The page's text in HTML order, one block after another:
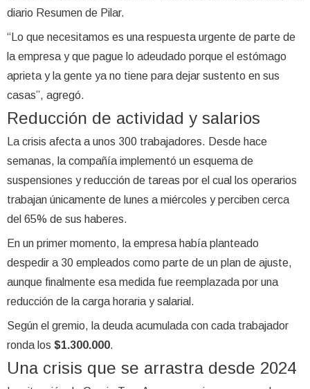
diario Resumen de Pilar.
“Lo que necesitamos es una respuesta urgente de parte de
la empresa y que pague lo adeudado porque el estómago
aprieta y la gente ya no tiene para dejar sustento en sus
casas”, agregó.
Reducción de actividad y salarios
La crisis afecta a unos 300 trabajadores. Desde hace
semanas, la compañía implementó un esquema de
suspensiones y reducción de tareas por el cual los operarios
trabajan únicamente de lunes a miércoles y perciben cerca
del 65% de sus haberes.
En un primer momento, la empresa había planteado
despedir a 30 empleados como parte de un plan de ajuste,
aunque finalmente esa medida fue reemplazada por una
reducción de la carga horaria y salarial.
Según el gremio, la deuda acumulada con cada trabajador
ronda los $1.300.000.
Una crisis que se arrastra desde 2024